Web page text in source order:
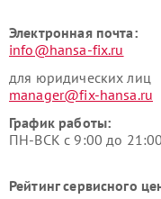
Электронная почта:
info@hansa-fix.ru
для юридических лиц
manager@fix-hansa.ru
График работы:
ПН-ВСК с 9:00 до
Рейтинг сервисного